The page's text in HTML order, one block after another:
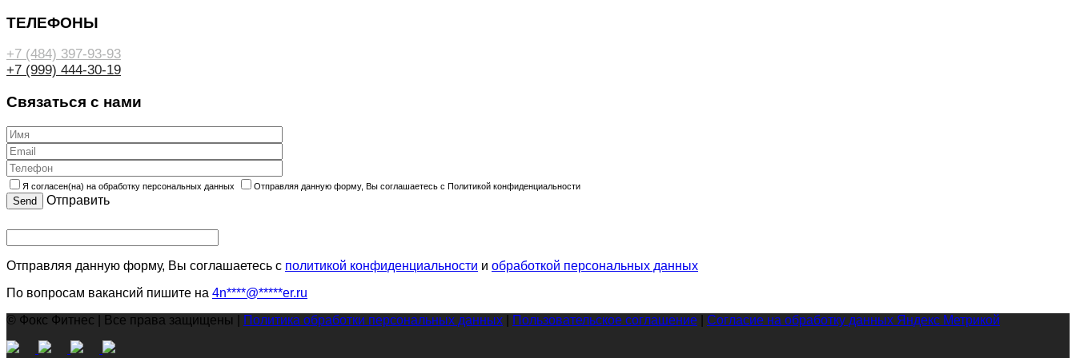
ТЕЛЕФОНЫ
+7 (484) 397-93-93
+7 (999) 444-30-19
Связаться с нами
Я согласен(на) на обработку персональных данных Отправляя данную форму, Вы соглашаетесь с Политикой конфиденциальности
Отправить
Отправляя данную форму, Вы соглашаетесь с политикой конфиденциальности и обработкой персональных данных
По вопросам вакансий пишите на 4n****@*****er.ru
© Фокс Фитнес | Все права защищены |
Политика обработки персональных данных Пользовательское соглашение Согласие на обработку данных Яндекс Метрикой